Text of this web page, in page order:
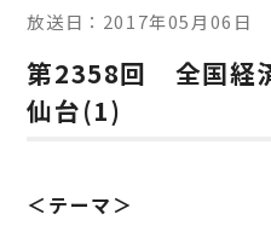
放送日：2017年05月06日
第2358回 全国経
仙台(1)
＜テーマ＞